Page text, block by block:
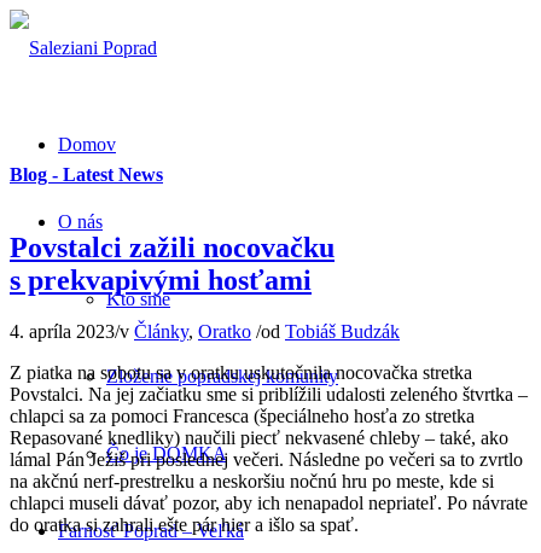
Domov
O nás
Kto sme
Zloženie popradskej komunity
Čo je DOMKA
Farnosť Poprad – Veľká
Blog - Latest News
Povstalci zažili nocovačku
s prekvapivými hosťami
4. apríla 2023/v Články, Oratko /od Tobiáš Budzák
Z piatka na sobotu sa v oratku uskutočnila nocovačka stretka
Povstalci. Na jej začiatku sme si priblížili udalosti zeleného štvrtka –
chlapci sa za pomoci Francesca (špeciálneho hosťa zo stretka
Repasované knedliky) naučili piecť nekvasené chleby – také, ako
lámal Pán Ježiš pri poslednej večeri. Následne po večeri sa to zvrtlo
na akčnú nerf-prestrelku a neskoršiu nočnú hru po meste, kde si
chlapci museli dávať pozor, aby ich nenapadol nepriateľ. Po návrate
do oratka si zahrali ešte pár hier a išlo sa spať.